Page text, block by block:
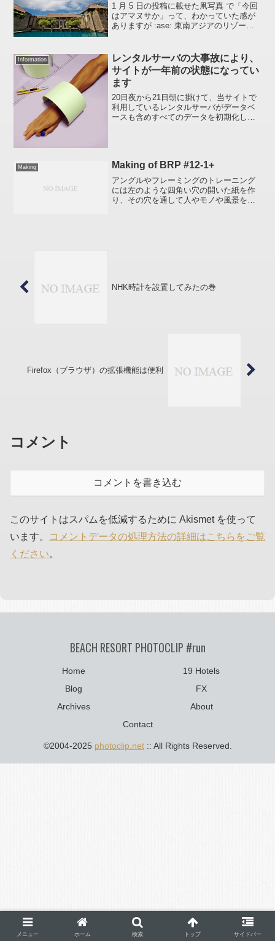
1 月 5 日の投稿に載せた凧写真 で「今回
はアマヌサか」って、わかっていた感が
ありますが :ase: 東南アジアのリゾート
しました。今回はいつもと構成が違って
い...
Information
レンタルサーバの大事故により、
サイトが一年前の状態になってい
ます
20日夜から21日朝に掛けて、当サイトで
利用しているレンタルサーバがデータベ
ースも含めすべてのデータを初期化して
Making Making of BRP #12-1+
アングルやフレーミングのトレーニング
には左のような四角い穴の開いた紙を作
り、その穴を通して人やモノや風景を見
NHK時計を設置してみたの巻
Firefox（ブラウザ）の拡張機能は便利
コメント
コメントを書き込む
このサイトはスパムを低減するために Akismet を使って
います。
コメントデータの処理方法の詳細はこちらをご覧
ください。
BEACH RESORT PHOTOCLIP #run
Home
19 Hotels
Blog
FX
Archives
About
Contact
©2004-2025 photoclip.net:: All Rights Reserved.
メニュー ホーム 検索 トップ サイドバー